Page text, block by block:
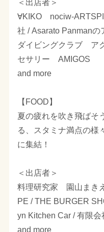
＜出店者＞
∀KIKO nociw-
社 / Asarato Panman
ダイビングクラブ ア
セサリー AMIGOS
and more
【FOOD】
夏の疲れを吹き飛ばそ
る、スタミナ満点の様
に集結！
＜出店者＞
料理研究家 園山まき
PE / THE BURGER
yn Kitchen Car / 有限会
and more